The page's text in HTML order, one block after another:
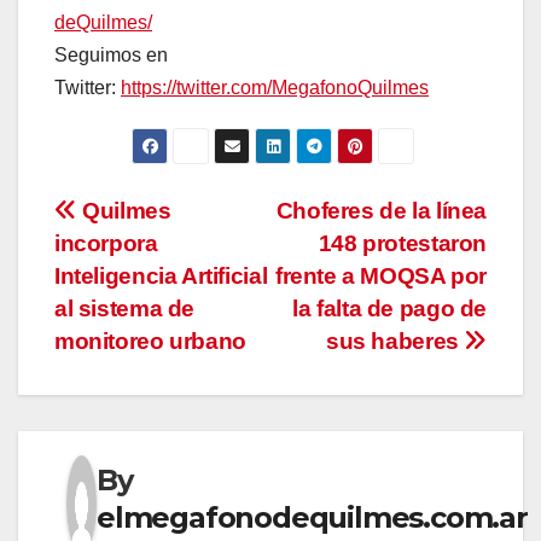
deQuilmes/
Seguimos en
Twitter: https://twitter.com/MegafonoQuilmes
Navegación
de
entradas
Choferes de la línea
148 protestaron
frente a MOQSA por
la falta de pago de
sus haberes
Quilmes
incorpora
Inteligencia Artificial
al sistema de
monitoreo urbano
By
elmegafonodequilmes.com.ar